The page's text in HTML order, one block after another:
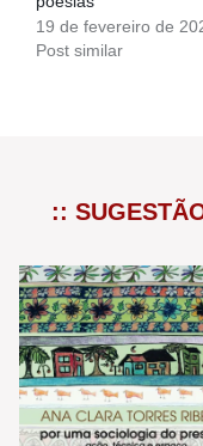
19 de fevereiro de
Post similar
::